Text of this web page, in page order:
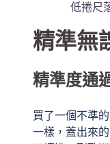
精準無
精準度通
買了一個不準
一樣，蓋出來